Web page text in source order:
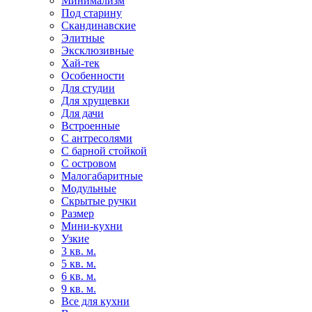
Под старину
Скандинавские
Элитные
Эксклюзивные
Хай-тек
Особенности
Для студии
Для хрущевки
Для дачи
Встроенные
С антресолями
С барной стойкой
С островом
Малогабаритные
Модульные
Скрытые ручки
Размер
Мини-кухни
Узкие
3 кв. м.
5 кв. м.
6 кв. м.
9 кв. м.
Все для кухни